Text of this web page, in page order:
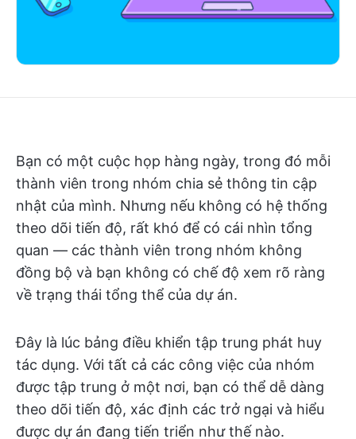
Bạn có một cuộc họp hàng ngày, trong đó mỗi
thành viên trong nhóm chia sẻ thông tin cập
nhật của mình. Nhưng nếu không có hệ thống
theo dõi tiến độ, rất khó để có cái nhìn tổng
quan — các thành viên trong nhóm không
đồng bộ và bạn không có chế độ xem rõ ràng
về trạng thái tổng thể của dự án.
Đây là lúc bảng điều khiển tập trung phát huy
tác dụng. Với tất cả các công việc của nhóm
được tập trung ở một nơi, bạn có thể dễ dàng
theo dõi tiến độ, xác định các trở ngại và hiểu
được dự án đang tiến triển như thế nào.